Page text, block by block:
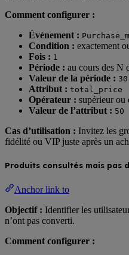
Comment configurer :
Événement :
Condition : exactement
Fois : 1
Période : au cours des N
Valeur de la période : 30
Attribut : total_price
Opérateur : supérieur ou
Valeur de l’attribut : 50
Cas d’utilisation : Invitez les
fidélité ou VIP juste après un
Produits consultés mais pas
Anchor link to
Objectif : Identifier les
n’ont pas converti.
Comment configurer :